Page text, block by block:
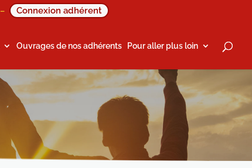
– Connexion adhérent
Ouvrages de nos adhérents Pour aller plus loin